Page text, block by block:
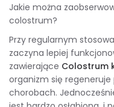
Jakie można
colostrum?
Przy regularnym
zaczyna lepiej
zawierające Colostrum
organizm się
chorobach.